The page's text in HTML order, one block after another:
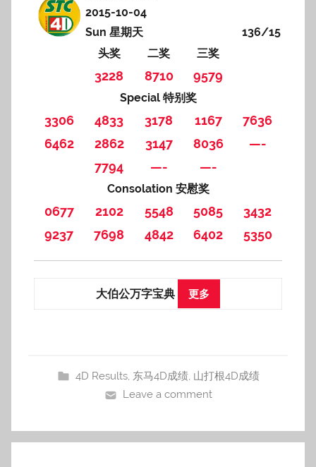
2015-10-04
Sun 星期天
136/15
头奖
二奖 三奖
3228 8710 9579
Special 特别奖
3306 4833 3178 1167
7636
6462
2862 3147 8036
—-
7794
—- —-
Consolation 安慰奖
0677 2102 5548 5085
3432
9237
7698 4842 6402 5350
大伯公万字宝典 更多
4D Results, 东马4D成绩, 山打根4D成绩
Leave a comment